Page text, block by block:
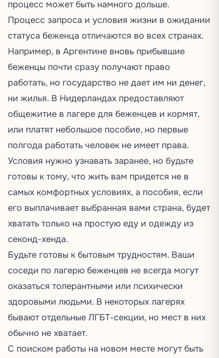
процесс может быть намного дольше.
Процесс запроса и условия жизни в ожидании
статуса беженца отличаются во всех странах.
Например, в Аргентине вновь прибывшие
беженцы почти сразу получают право
работать, но государство не дает им ни денег,
ни жилья. В Нидерландах предоставляют
общежитие в лагере для беженцев и кормят,
или платят небольшое пособие, но первые
полгода работать человек не имеет права.
Условия нужно узнавать заранее, но будьте
готовы к тому, что жить вам придется не в
самых комфортных условиях, а пособия, если
его выплачивает выбранная вами страна, будет
хватать только на простую еду и одежду из
секонд-хенда.
Будьте готовы к бытовым трудностям. Ваши
соседи по лагерю беженцев не всегда могут
оказаться толерантными или психически
здоровыми людьми. В некоторых лагерях
бывают отдельные ЛГБТ-секции, но мест в них
обычно не хватает.
С поиском работы на новом месте могут быть